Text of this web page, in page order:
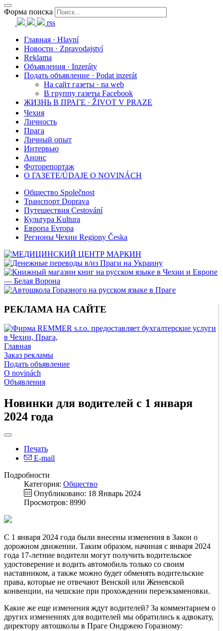
Форма поиска
rss
Главная · Hlavní
Новости · Zpravodajství
Reklama
Объявления · Inzeráty
Подать объявление · Podat inzerát
На сайт газеты · na web
В группу газеты Facebook
ЖИЗНЬ В ПРАГЕ · ŽIVOT V PRAZE
Чехия
Личность
Прага
Личный опыт
Интервью
Анонс
Фоторепортаж
О ГАЗЕТЕ/ÚDAJE O NOVINÁCH
Общество Společnost
Транспорт Doprava
Путешествия Cestování
Культура Kultura
Европа Evropa
Регионы Чехии Regiony Česka
РЕКЛАМА НА САЙТЕ
Главная
Заказ рекламы
Подать объявление
O novinách
Объявления
Новинки для водителей с 1 января
2024 года
Печать
E-mail
Подробности
Категория: Общество
Опубликовано: 18 Январь 2024
Просмотров: 8990
С 1 января 2024 года были внесены изменения в Закон о
дорожном движении. Таким образом, начиная с января 2024
года 17-летние водители могут получить водительское
удостоверение и водить автомобиль только со своим
наставником, а также можно будет обменять водительские
права, которые не отвечают Венской или Женевской
конвенции, на чешские при прохождении переэкзаменовки.
Какие же еще изменения ждут водителей? За комментарием о
других изменениях для водителей мы обратились к адвокату,
директору автошколы в Праге Ондржею Горазному: